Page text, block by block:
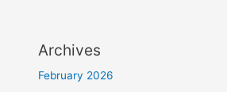
Archives
February 2026